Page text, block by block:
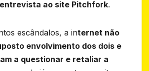
ao site Pitchfork.
escândalos, a internet não
envolvimento dos dois e
a questionar e retaliar a